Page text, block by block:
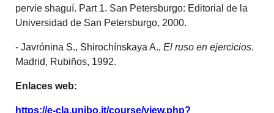
pervie shaguí. Part 1. San Petersburgo: Editorial de la
Universidad de San Petersburgo, 2000.
- Javrónina S., Shirochínskaya A.,El ruso en ejercicios.
Madrid, Rubiños, 1992.
Enlaces web:
https://e-cla.unibo.it/course/view.php?